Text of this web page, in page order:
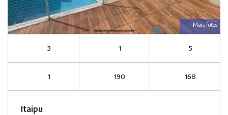
Mais fotos
3 1 5
1 190 168
Itaipu